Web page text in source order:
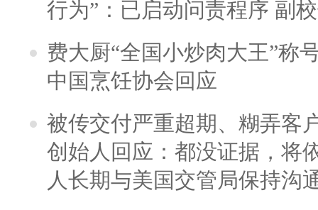
行为”：已启动问责程序 副
费大厨“全国小炒肉大王”称
中国烹饪协会回应
被传交付严重超期、糊弄客
创始人回应：都没证据，将
人长期与美国交管局保持沟